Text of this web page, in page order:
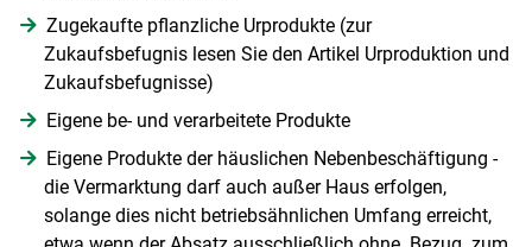
Zugekaufte pflanzliche Urprodukte (zur
Zukaufsbefugnis lesen Sie den Artikel Urproduktion und
Zukaufsbefugnisse)
Eigene be- und verarbeitete Produkte
Eigene Produkte der häuslichen Nebenbeschäftigung -
die Vermarktung darf auch außer Haus erfolgen,
solange dies nicht betriebsähnlichen Umfang erreicht,